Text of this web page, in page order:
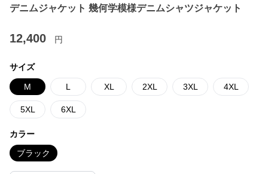
デニムジャケット 幾何学模様デニムシャツジャケット
12,400 円
サイズ
M L XL 2XL 3XL 4XL
5XL 6XL
カラー
ブラック